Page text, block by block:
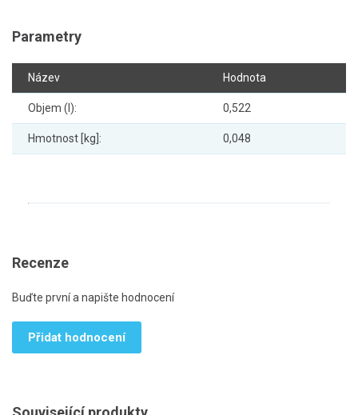
Parametry
Název Hodnota
Objem (l): 0,522
Hmotnost [kg]: 0,048
Recenze
Buďte první a napište hodnocení
Přidat hodnocení